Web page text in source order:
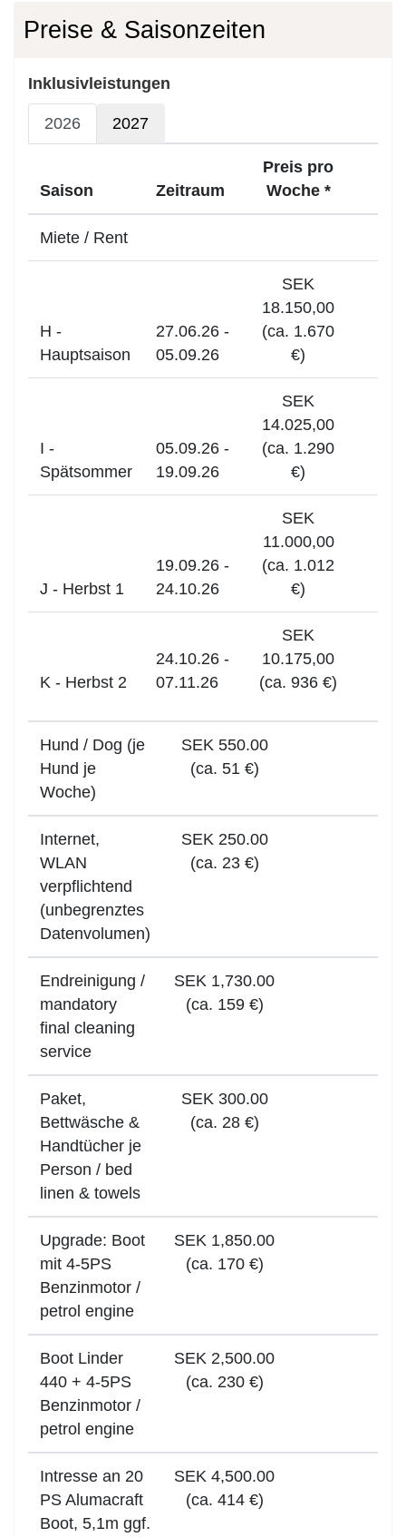
Preise & Saisonzeiten
Inklusivleistungen
2026 2027
Saison Zeitraum
Preis pro
Woche *
Miete / Rent
H -
Hauptsaison
27.06.26 -
05.09.26
SEK
18.150,00
(ca. 1.670
€)
I -
Spätsommer
05.09.26 -
19.09.26
SEK
14.025,00
(ca. 1.290
€)
J - Herbst 1
19.09.26 -
24.10.26
SEK
11.000,00
(ca. 1.012
€)
K - Herbst 2
24.10.26 -
07.11.26
SEK
10.175,00
(ca. 936 €)
Hund / Dog (je
Hund je
Woche)
SEK 550.00
(ca. 51 €)
Internet,
WLAN
verpflichtend
(unbegrenztes
Datenvolumen)
SEK 250.00
(ca. 23 €)
Endreinigung /
mandatory
final cleaning
service
SEK 1,730.00
(ca. 159 €)
Paket,
Bettwäsche &
Handtücher je
Person / bed
linen & towels
SEK 300.00
(ca. 28 €)
Upgrade: Boot
mit 4-5PS
Benzinmotor /
petrol engine
SEK 1,850.00
(ca. 170 €)
Boot Linder
440 + 4-5PS
Benzinmotor /
petrol engine
SEK 2,500.00
(ca. 230 €)
Intresse an 20
PS Alumacraft
Boot, 5,1m ggf.
SEK 4,500.00
(ca. 414 €)